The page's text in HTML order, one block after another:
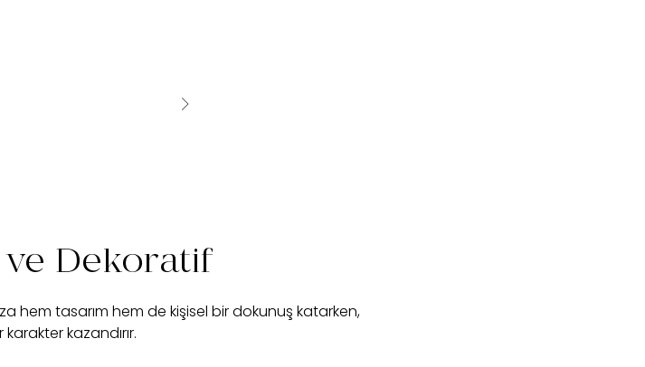
Dekoratif
hem tasarım hem de kişisel bir dokunuş katarken,
kazandırır.